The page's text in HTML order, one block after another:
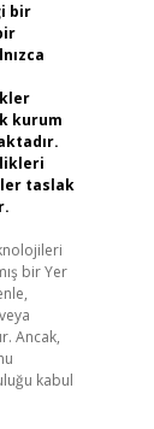
bir
kurum
taslak
bir Yer
Ancak,
kabul